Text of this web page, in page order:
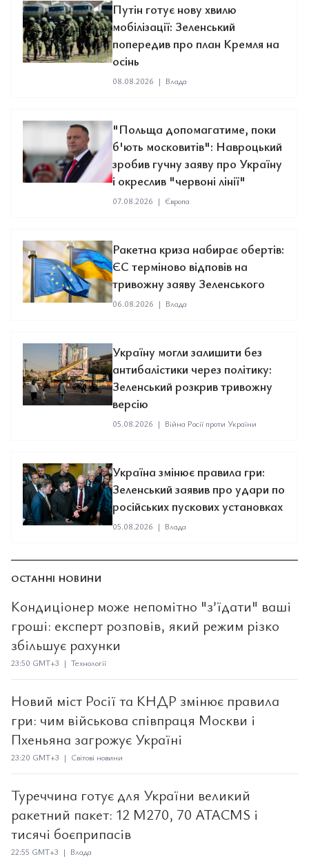
Путін готує нову хвилю
мобілізації: Зеленський
попередив про план Кремля на
осінь
08.08.2026 | Влада
"Польща допомагатиме, поки
б'ють московитів": Навроцький
зробив гучну заяву про Україну
і окреслив "червоні лінії"
07.08.2026 | Європа
Ракетна криза набирає обертів:
ЄС терміново відповів на
тривожну заяву Зеленського
06.08.2026 | Влада
Україну могли залишити без
антибалістики через політику:
Зеленський розкрив тривожну
версію
05.08.2026 | Війна Росії проти України
Україна змінює правила гри:
Зеленський заявив про удари по
російських пускових установках
05.08.2026 | Влада
ОСТАННІ НОВИНИ
Кондиціонер може непомітно "з’їдати" ваші
гроші: експерт розповів, який режим різко
збільшує рахунки
23:50 GMT+3 | Технології
Новий міст Росії та КНДР змінює правила
гри: чим військова співпраця Москви і
Пхеньяна загрожує Україні
23:20 GMT+3 | Світові новини
Туреччина готує для України великий
ракетний пакет: 12 M270, 70 ATACMS і
тисячі боєприпасів
22:55 GMT+3 | Влада